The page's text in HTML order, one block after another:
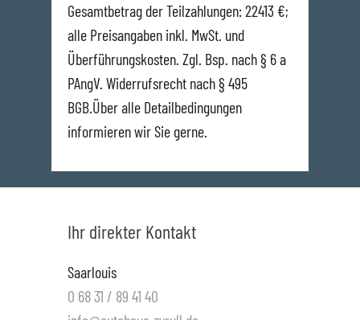
Gesamtbetrag der Teilzahlungen: 22413 €;
alle Preisangaben inkl. MwSt. und
Überführungskosten. Zgl. Bsp. nach § 6 a
PAngV. Widerrufsrecht nach § 495
BGB.Über alle Detailbedingungen
informieren wir Sie gerne.
Ihr direkter Kontakt
Saarlouis
0 68 31 / 89 41 40